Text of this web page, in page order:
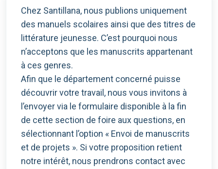
Chez Santillana, nous publions uniquement
des manuels scolaires ainsi que des titres de
littérature jeunesse. C’est pourquoi nous
n’acceptons que les manuscrits appartenant
à ces genres.
Afin que le département concerné puisse
découvrir votre travail, nous vous invitons à
l’envoyer via le formulaire disponible à la fin
de cette section de foire aux questions, en
sélectionnant l’option « Envoi de manuscrits
et de projets ». Si votre proposition retient
notre intérêt, nous prendrons contact avec